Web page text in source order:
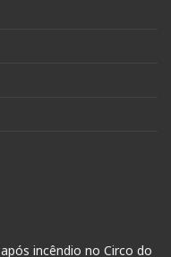
incêndio no Circo do